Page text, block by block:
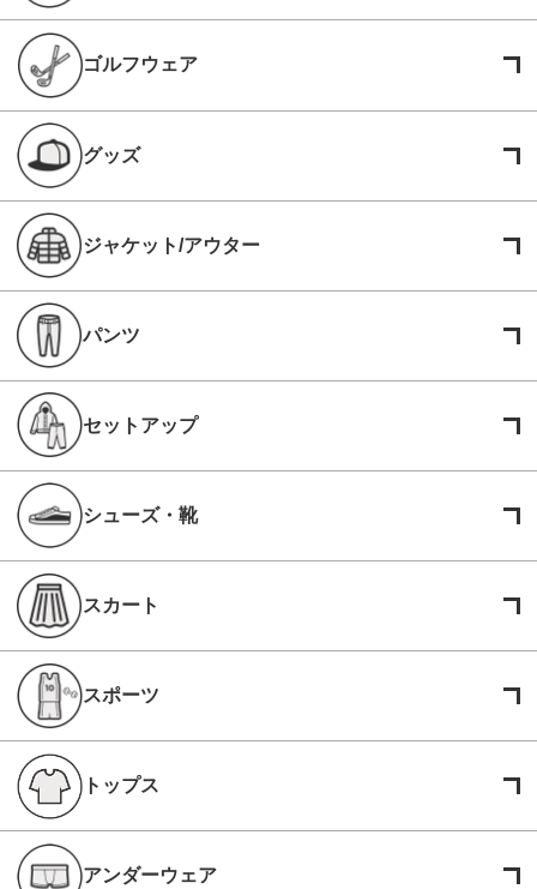
ゴルフウェア
グッズ
ジャケット/アウター
パンツ
セットアップ
シューズ・靴
スカート
スポーツ
トップス
アンダーウェア